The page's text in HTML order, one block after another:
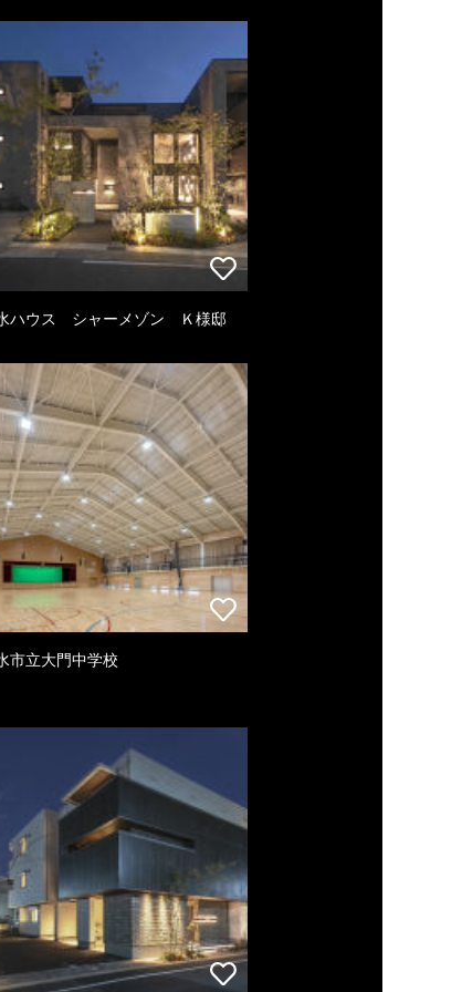
ハウス シャーメゾン Ｋ様邸
市立大門中学校